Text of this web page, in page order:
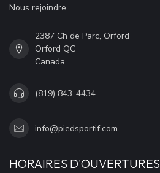
Nous rejoindre
2387 Ch de Parc, Orford
Orford QC
Canada
(819) 843-4434
info@piedsportif.com
HORAIRES D'OUVERTURES